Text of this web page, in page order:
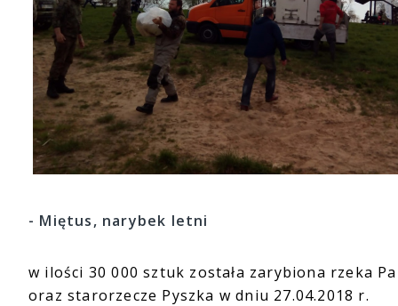
- Miętus, narybek letni
w ilości 30 000 sztuk została zarybiona rzeka
oraz starorzecze Pyszka w dniu 27.04.2018 r.